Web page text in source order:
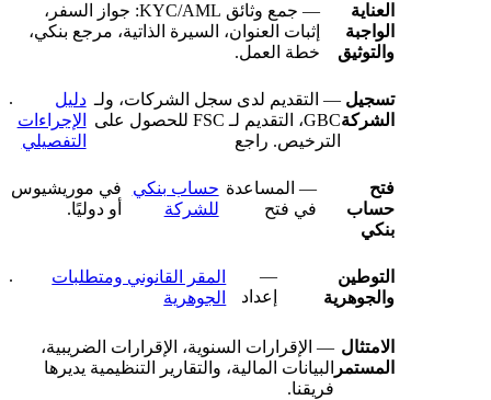
العناية
الواجبة
والتوثيق
— جمع وثائق KYC/AML: جواز السفر،
إثبات العنوان، السيرة الذاتية، مرجع بنكي،
خطة العمل.
تسجيل
الشركة
— التقديم لدى سجل الشركات، ولـ
GBC، التقديم لـ FSC للحصول على
الترخيص. راجع
دليل
الإجراءات
التفصيلي
.
فتح
حساب
بنكي
— المساعدة
في فتح
حساب بنكي
للشركة
في موريشيوس
أو دوليًا.
التوطين
والجوهرية
—
إعداد
المقر القانوني ومتطلبات
الجوهرية
.
الامتثال
المستمر
— الإقرارات السنوية، الإقرارات الضريبية،
البيانات المالية، والتقارير التنظيمية يديرها
فريقنا.